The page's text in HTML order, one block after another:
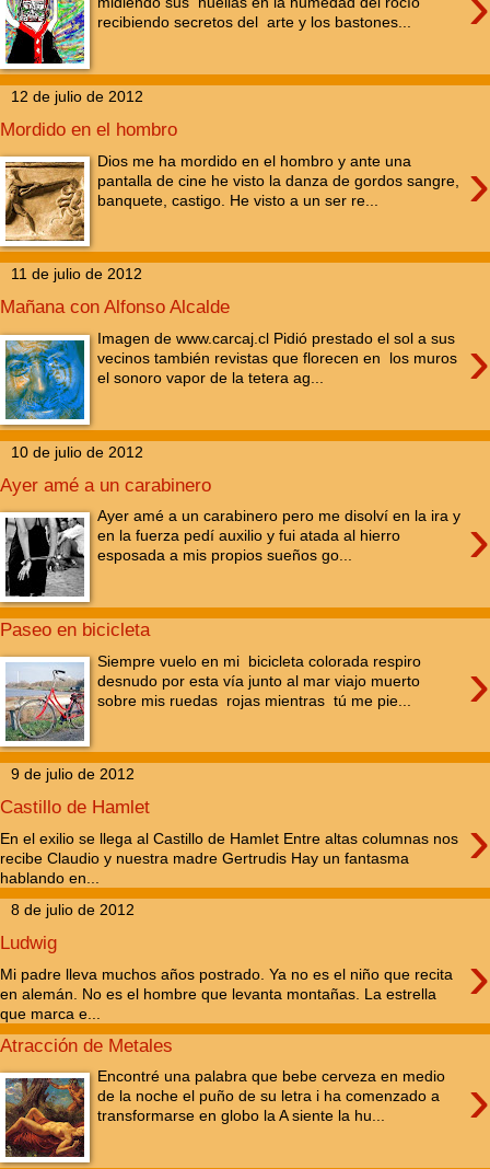
recibiendo secretos del arte y los bastones...
12 de julio de 2012
Mordido en el hombro
›
Dios me ha mordido en el hombro y ante una
pantalla de cine he visto la danza de gordos sangre,
banquete, castigo. He visto a un ser re...
11 de julio de 2012
Mañana con Alfonso Alcalde
›
Imagen de www.carcaj.cl Pidió prestado el sol a sus
vecinos también revistas que florecen en los muros
el sonoro vapor de la tetera ag...
10 de julio de 2012
Ayer amé a un carabinero
›
Ayer amé a un carabinero pero me disolví en la ira y
en la fuerza pedí auxilio y fui atada al hierro
esposada a mis propios sueños go...
Paseo en bicicleta
›
Siempre vuelo en mi bicicleta colorada respiro
desnudo por esta vía junto al mar viajo muerto
sobre mis ruedas rojas mientras tú me pie...
9 de julio de 2012
Castillo de Hamlet ›
En el exilio se llega al Castillo de Hamlet Entre altas columnas nos
recibe Claudio y nuestra madre Gertrudis Hay un fantasma
hablando en...
8 de julio de 2012
Ludwig ›
Mi padre lleva muchos años postrado. Ya no es el niño que recita
en alemán. No es el hombre que levanta montañas. La estrella
que marca e...
Atracción de Metales
›
Encontré una palabra que bebe cerveza en medio
de la noche el puño de su letra i ha comenzado a
transformarse en globo la A siente la hu...